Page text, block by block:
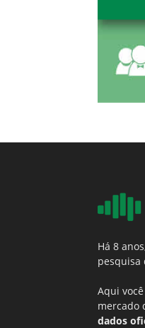
Há 8
pesquisa
Aqui
mercado
dados